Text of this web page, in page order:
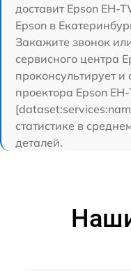
доставит Epson EH-
Epson в
Закажите звонок
сервисного центра
проконсультирует и
проектора Epson
статистике в
деталей.